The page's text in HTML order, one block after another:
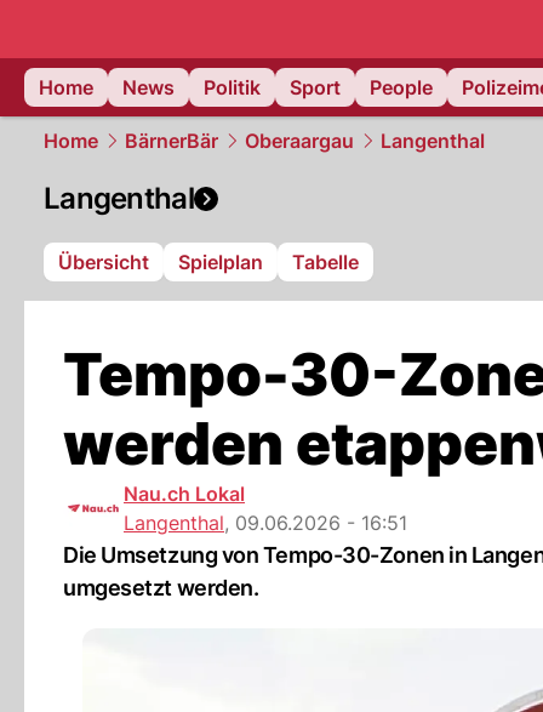
Home News Politik Sport People
Home BärnerBär Oberaargau Langenthal
Langenthal
Übersicht Spielplan Tabelle
Tempo-30-
werden
Nau.ch Lokal
Langenthal, 09.06.2026 - 16:51
Die Umsetzung von Tempo-30-Zonen in
umgesetzt werden.